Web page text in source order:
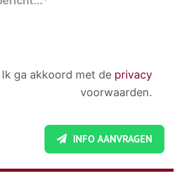
Ik ga akkoord met de privacy
voorwaarden.
INFO AANVRAGEN